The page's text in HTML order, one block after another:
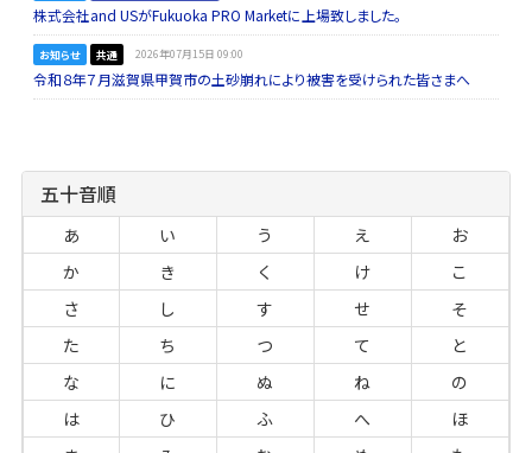
株式会社and USがFukuoka PRO Marketに上場致しました。
お知らせ 共通 2026年07月15日 09:00
令和８年７月滋賀県甲賀市の土砂崩れにより被害を受けられた皆さまへ
五十音順
あ い う え
お
か
き く け
こ
さ
し す せ
そ
た
ち つ て
と
な
に ぬ ね
の
は
ひ ふ へ
ほ